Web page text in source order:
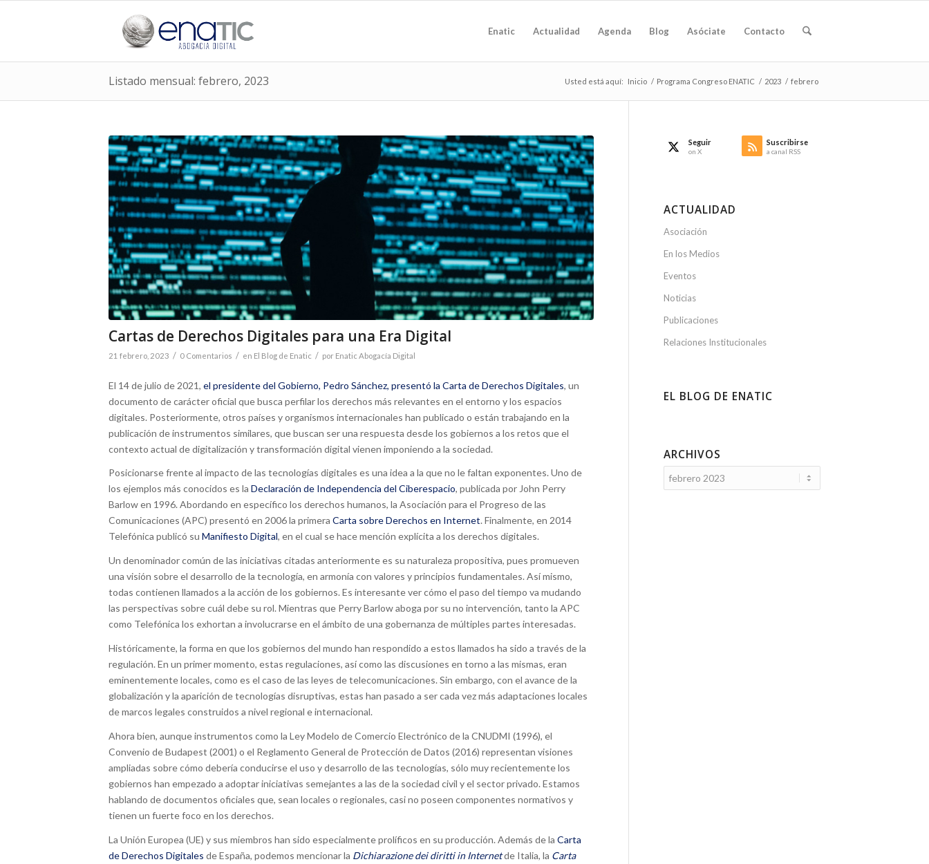
Enatic Actualidad Agenda Blog Asóciate Contacto
Listado mensual: febrero, 2023 Usted está aquí: Inicio / Programa Congreso ENATIC / 2023 / febrero
Cartas de Derechos Digitales para una Era Digital
21 febrero, 2023 / 0 Comentarios / en El Blog de Enatic / por Enatic Abogacía Digital
El 14 de julio de 2021, el presidente del Gobierno, Pedro Sánchez, presentó la Carta de Derechos Digitales, un
documento de carácter oficial que busca perfilar los derechos más relevantes en el entorno y los espacios
digitales. Posteriormente, otros países y organismos internacionales han publicado o están trabajando en la
publicación de instrumentos similares, que buscan ser una respuesta desde los gobiernos a los retos que el
contexto actual de digitalización y transformación digital vienen imponiendo a la sociedad.
Posicionarse frente al impacto de las tecnologías digitales es una idea a la que no le faltan exponentes. Uno de
los ejemplos más conocidos es la Declaración de Independencia del Ciberespacio, publicada por John Perry
Barlow en 1996. Abordando en específico los derechos humanos, la Asociación para el Progreso de las
Comunicaciones (APC) presentó en 2006 la primera Carta sobre Derechos en Internet. Finalmente, en 2014
Telefónica publicó su Manifiesto Digital, en el cual se hace mención explícita a los derechos digitales.
Un denominador común de las iniciativas citadas anteriormente es su naturaleza propositiva, pues promueven
una visión sobre el desarrollo de la tecnología, en armonía con valores y principios fundamentales. Así mismo,
todas contienen llamados a la acción de los gobiernos. Es interesante ver cómo el paso del tiempo va mudando
las perspectivas sobre cuál debe su rol. Mientras que Perry Barlow aboga por su no intervención, tanto la APC
como Telefónica los exhortan a involucrarse en el ámbito de una gobernanza de múltiples partes interesadas.
Históricamente, la forma en que los gobiernos del mundo han respondido a estos llamados ha sido a través de la
regulación. En un primer momento, estas regulaciones, así como las discusiones en torno a las mismas, eran
eminentemente locales, como es el caso de las leyes de telecomunicaciones. Sin embargo, con el avance de la
globalización y la aparición de tecnologías disruptivas, estas han pasado a ser cada vez más adaptaciones locales
de marcos legales construidos a nivel regional e internacional.
Ahora bien, aunque instrumentos como la Ley Modelo de Comercio Electrónico de la CNUDMI (1996), el
Convenio de Budapest (2001) o el Reglamento General de Protección de Datos (2016) representan visiones
ampliadas sobre cómo debería conducirse el uso y desarrollo de las tecnologías, sólo muy recientemente los
gobiernos han empezado a adoptar iniciativas semejantes a las de la sociedad civil y el sector privado. Estamos
hablando de documentos oficiales que, sean locales o regionales, casi no poseen componentes normativos y
tienen un fuerte foco en los derechos.
La Unión Europea (UE) y sus miembros han sido especialmente prolíficos en su producción. Además de la Carta
de Derechos Digitales de España, podemos mencionar la Dichiarazione dei diritti in Internetde Italia, la Carta
Seguir
on X
Suscribirse
a canal RSS
ACTUALIDAD
Asociación
En los Medios
Eventos
Noticias
Publicaciones
Relaciones Institucionales
EL BLOG DE ENATIC
ARCHIVOS